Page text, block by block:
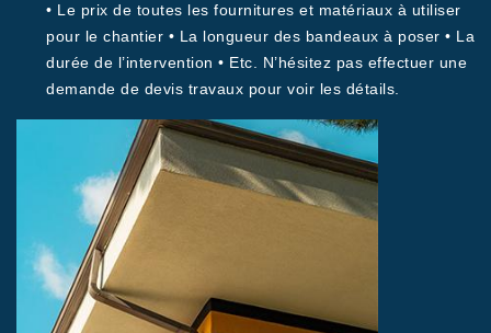
• Le prix de toutes les fournitures et matériaux à utiliser
pour le chantier • La longueur des bandeaux à poser • La
durée de l’intervention • Etc. N’hésitez pas effectuer une
demande de devis travaux pour voir les détails.